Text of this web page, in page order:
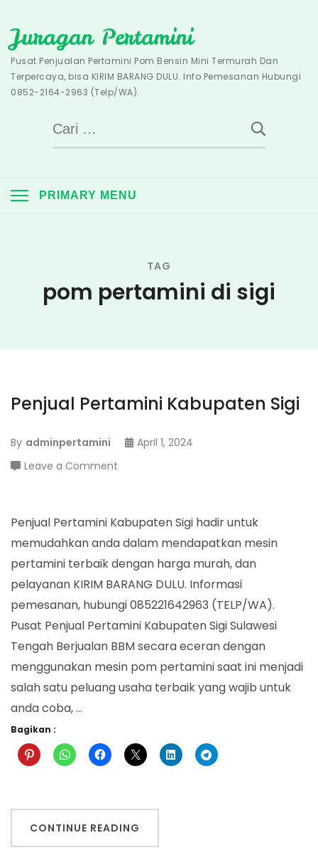
to
content
Juragan Pertamini
Pusat Penjualan Pertamini Pom Bensin Mini Termurah Dan
Terpercaya, bisa KIRIM BARANG DULU. Info Pemesanan Hubungi
0852-2164-2963 (Telp/WA).
Cari
untuk:
PRIMARY MENU
TAG
pom pertamini di sigi
Penjual Pertamini Kabupaten Sigi
By adminpertamini
April 1, 2024
Leave a Comment
Kabupaten
Sigi
Penjual Pertamini Kabupaten Sigi hadir untuk
memudahkan anda dalam mendapatkan mesin
pertamini terbaik dengan harga murah, dan
pelayanan KIRIM BARANG DULU. Informasi
pemesanan, hubungi 085221642963 (TELP/WA).
Pusat Penjual Pertamini Kabupaten Sigi Sulawesi
Tengah Berjualan BBM secara eceran dengan
menggunakan mesin pom pertamini saat ini menjadi
salah satu peluang usaha terbaik yang wajib untuk
anda coba, …
Bagikan :
CONTINUE READING